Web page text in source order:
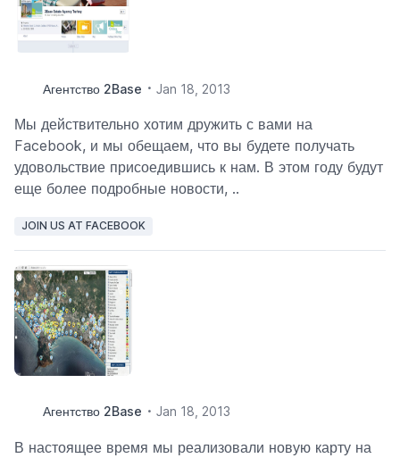
Агентство 2Base Jan 18, 2013
Мы действительно хотим дружить с вами на
Facebook, и мы обещаем, что вы будете получать
удовольствие присоедившись к нам. В этом году будут
еще более подробные новости, ..
JOIN US AT FACEBOOK
Агентство 2Base Jan 18, 2013
В настоящее время мы реализовали новую карту на